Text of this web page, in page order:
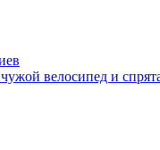
велосипед и